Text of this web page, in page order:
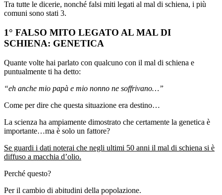
Tra tutte le dicerie, nonché falsi miti legati al mal di schiena, i più
comuni sono stati 3.
1° FALSO MITO LEGATO AL MAL DI
SCHIENA: GENETICA
Quante volte hai parlato con qualcuno con il mal di schiena e
puntualmente ti ha detto:
“eh anche mio papà e mio nonno ne soffrivano…”
Come per dire che questa situazione era destino…
La scienza ha ampiamente dimostrato che certamente la genetica è
importante…ma è solo un fattore?
Se guardi i dati noterai che negli ultimi 50 anni il mal di schiena si è
diffuso a macchia d’olio.
Perché questo?
Per il cambio di abitudini della popolazione.